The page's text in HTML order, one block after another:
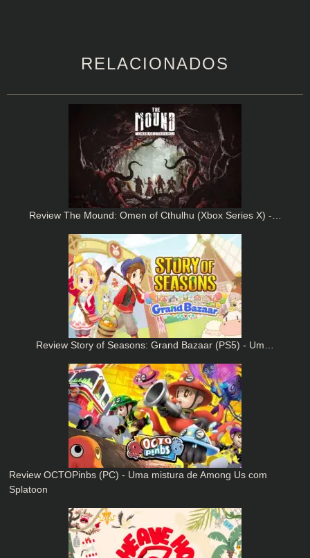
RELACIONADOS
Review The Mound: Omen of Cthulhu (Xbox Series X) -…
Review Story of Seasons: Grand Bazaar (PS5) - Um…
Review OCTOPinbs (PC) - Uma mistura de Among Us com
Splatoon